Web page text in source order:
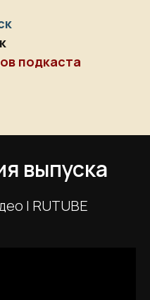
подкаста
выпуска
| RUTUBE